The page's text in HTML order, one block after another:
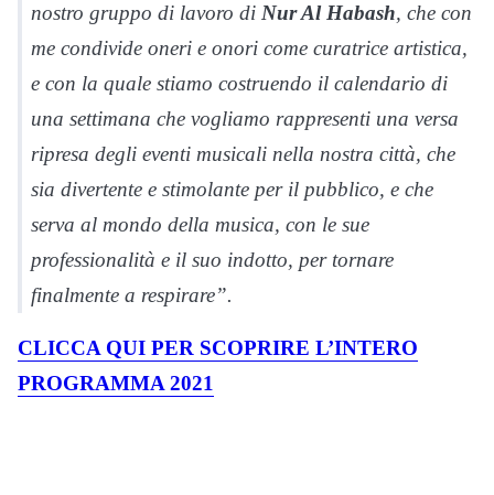
nostro gruppo di lavoro di Nur Al Habash, che con
me condivide oneri e onori come curatrice artistica,
e con la quale stiamo costruendo il calendario di
una settimana che vogliamo rappresenti una versa
ripresa degli eventi musicali nella nostra città, che
sia divertente e stimolante per il pubblico, e che
serva al mondo della musica, con le sue
professionalità e il suo indotto, per tornare
finalmente a respirare”.
CLICCA QUI PER SCOPRIRE L’INTERO
PROGRAMMA 2021